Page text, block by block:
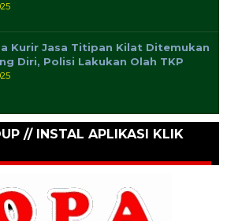
Kurir Jasa Titipan Kilat Ditemukan
Diri, Polisi Lakukan Olah TKP
// INSTAL APLIKASI KLIK